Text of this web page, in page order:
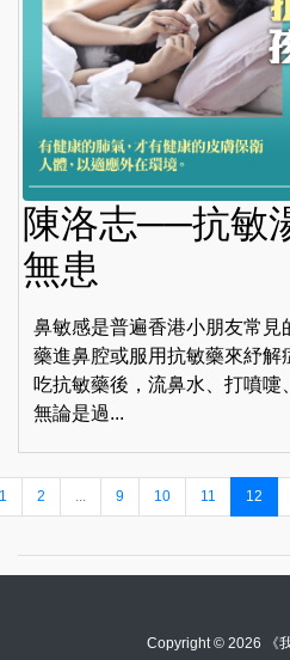
陳洛志──抗敏
無患
鼻敏感是普遍香港小朋友常見
藥進鼻腔或服用抗敏藥來紓解
吃抗敏藥後，流鼻水、打噴嚏
無論是過...
1 2 9 10 11 12
Copyright © 2026 《